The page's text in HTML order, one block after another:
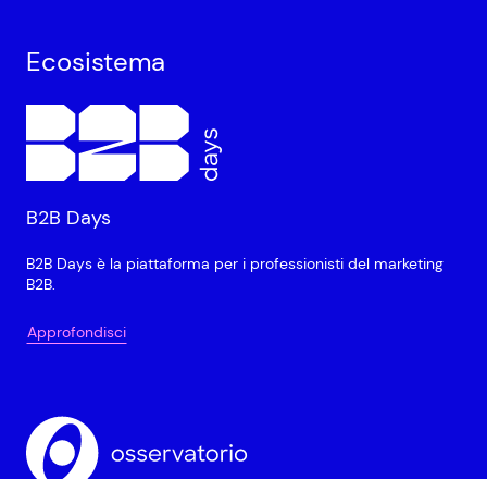
Ecosistema
B2B Days
B2B Days è la piattaforma per i professionisti del marketing
B2B.
Approfondisci